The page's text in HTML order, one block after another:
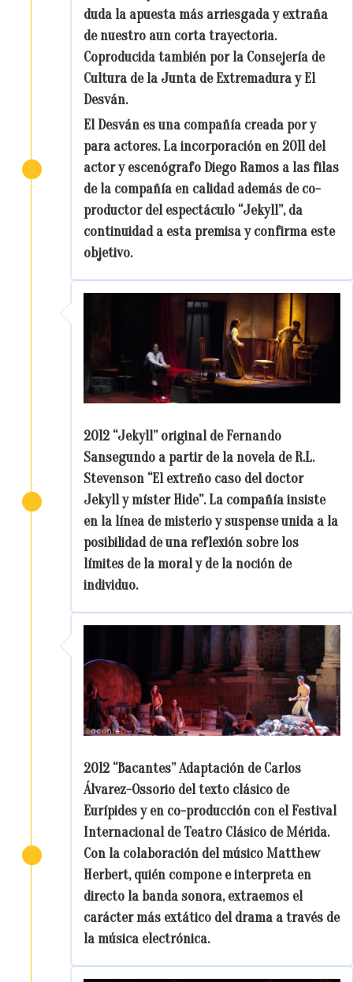
duda la apuesta más arriesgada y extraña
de nuestro aun corta trayectoria.
Coproducida también por la Consejería de
Cultura de la Junta de Extremadura y El
Desván.
El Desván es una compañía creada por y
para actores. La incorporación en 2011 del
actor y escenógrafo Diego Ramos a las filas
de la compañía en calidad además de co-
productor del espectáculo “Jekyll”, da
continuidad a esta premisa y confirma este
objetivo.
2012 “Jekyll” original de Fernando
Sansegundo a partir de la novela de R.L.
Stevenson “El extreño caso del doctor
Jekyll y míster Hide”. La compañía insiste
en la línea de misterio y suspense unida a la
posibilidad de una reflexión sobre los
límites de la moral y de la noción de
individuo.
2012 “Bacantes” Adaptación de Carlos
Álvarez-Ossorio del texto clásico de
Eurípides y en co-producción con el Festival
Internacional de Teatro Clásico de Mérida.
Con la colaboración del músico Matthew
Herbert, quién compone e interpreta en
directo la banda sonora, extraemos el
carácter más extático del drama a través de
la música electrónica.